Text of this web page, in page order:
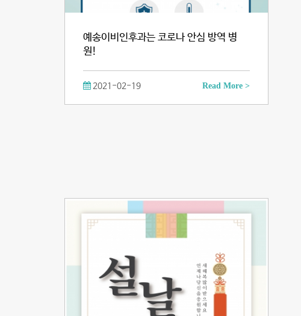
예송이비인후과는 코로나 안심 방역 병
원!
2021-02-19 Read More >